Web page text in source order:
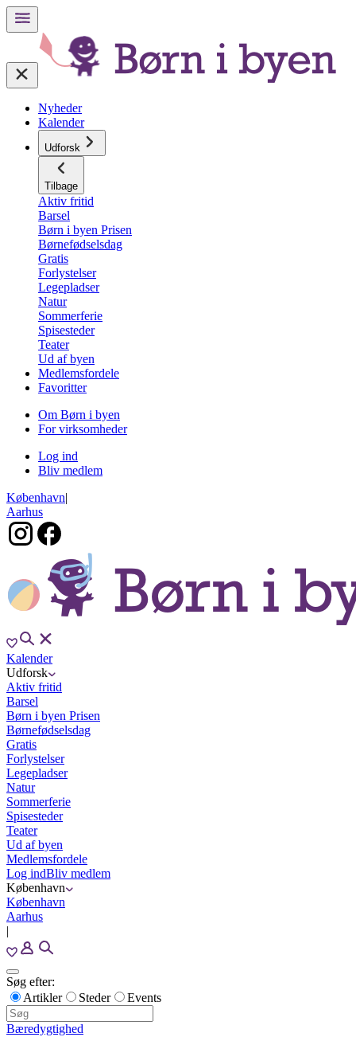
Nyheder
Kalender
Udforsk
Tilbage
Aktiv fritid
Barsel
Børn i byen Prisen
Børnefødselsdag
Gratis
Forlystelser
Legepladser
Natur
Sommerferie
Spisesteder
Teater
Ud af byen
Medlemsfordele
Favoritter
Om Børn i byen
For virksomheder
Log ind
Bliv medlem
København|
Aarhus
Kalender
Udforsk
Aktiv fritid
Barsel
Børn i byen Prisen
Børnefødselsdag
Gratis
Forlystelser
Legepladser
Natur
Sommerferie
Spisesteder
Teater
Ud af byen
Medlemsfordele
Log indBliv medlem
København
København
Aarhus
|
Søg efter:
Artikler
Steder Events
Bæredygtighed